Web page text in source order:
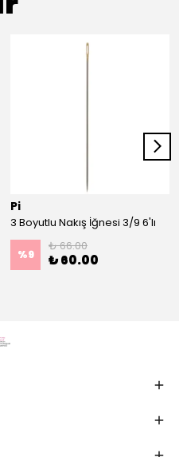
Pi
3 Boyutlu Nakış İğnesi 3/9 6'lı
%9
₺ 66.00
₺ 60.00